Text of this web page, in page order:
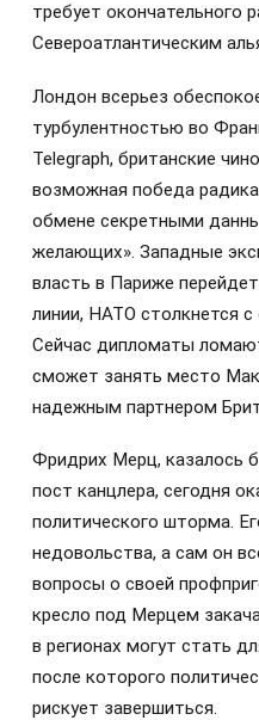
требует окончательного
Североатлантическим
Лондон всерьез
турбулентностью во
Telegraph, британские
возможная победа
обмене секретными
желающих». Западные
власть в Париже
линии, НАТО столкнется
Сейчас дипломаты
сможет занять место
надежным партнером
Фридрих Мерц, казалось
пост канцлера, сегодня
политического шторма.
недовольства, а сам он
вопросы о своей
кресло под Мерцем
в регионах могут стать
после которого
рискует завершиться.